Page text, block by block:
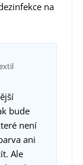
na
bude
není
ani
Ale